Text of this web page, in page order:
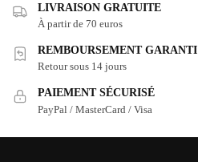
LIVRAISON GRATUITE
À partir de 70 euros
REMBOURSEMENT GARANTI
Retour sous 14 jours
PAIEMENT SÉCURISÉ
PayPal / MasterCard / Visa